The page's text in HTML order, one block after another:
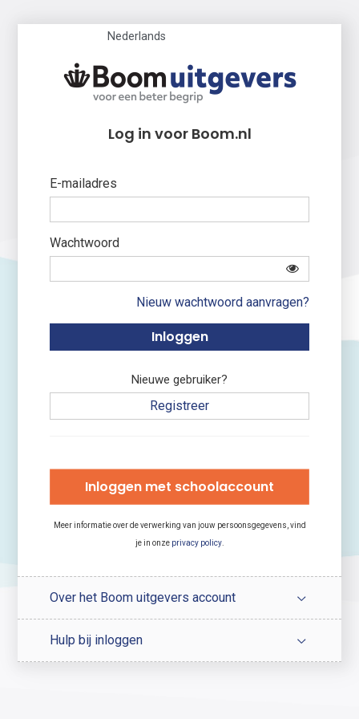
Nederlands
Log in voor Boom.nl
E-mailadres
Wachtwoord
Nieuw wachtwoord aanvragen?
Nieuwe gebruiker?
Registreer
Inloggen met schoolaccount
Meer informatie over de verwerking van jouw persoonsgegevens, vind
je in onze privacy policy.
Over het Boom uitgevers account
Hulp bij inloggen